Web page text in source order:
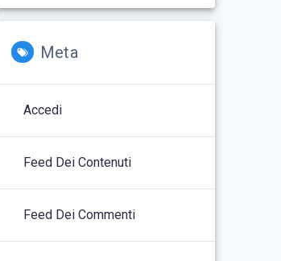
Meta
Accedi
Feed Dei Contenuti
Feed Dei Commenti